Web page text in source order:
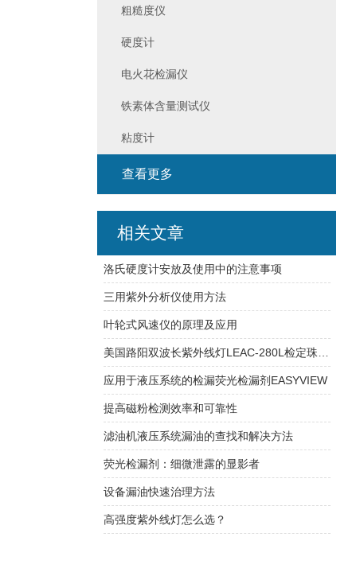
粗糙度仪
硬度计
电火花检漏仪
铁素体含量测试仪
粘度计
查看更多
相关文章
洛氏硬度计安放及使用中的注意事项
三用紫外分析仪使用方法
叶轮式风速仪的原理及应用
应用于液压系统的检漏荧光检漏剂EASYVIEW
提高磁粉检测效率和可靠性
滤油机液压系统漏油的查找和解决方法
荧光检漏剂：细微泄露的显影者
设备漏油快速治理方法
高强度紫外线灯怎么选？